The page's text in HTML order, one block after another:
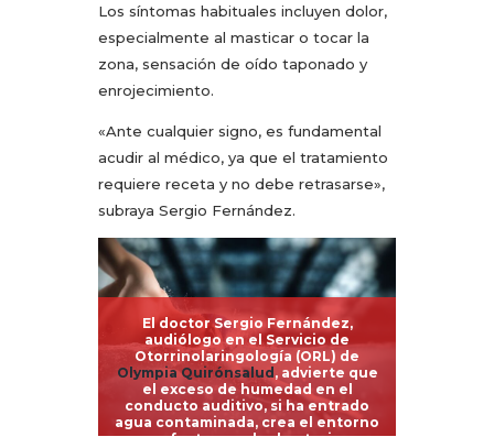
Los síntomas habituales incluyen dolor,
especialmente al masticar o tocar la
zona, sensación de oído taponado y
enrojecimiento.
«Ante cualquier signo, es fundamental
acudir al médico, ya que el tratamiento
requiere receta y no debe retrasarse»,
subraya Sergio Fernández.
El doctor Sergio Fernández,
audiólogo en el Servicio de
Otorrinolaringología (ORL) de
Olympia Quirónsalud, advierte que
el exceso de humedad en el
conducto auditivo, si ha entrado
agua contaminada, crea el entorno
perfecto para las bacterias.